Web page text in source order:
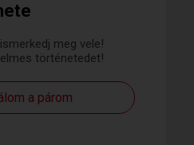
meg vele!
történetedet!
a párom